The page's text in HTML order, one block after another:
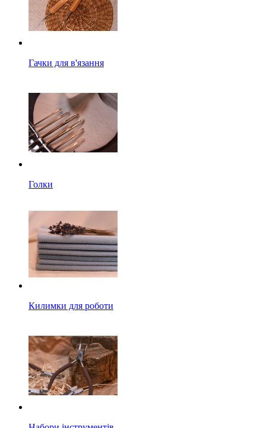
Гачки для в'язання
Голки
Килимки для роботи